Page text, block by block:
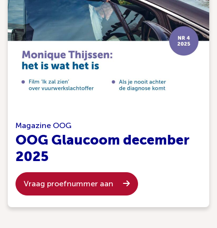
Magazine OOG
OOG Glaucoom december
2025
Vraag proefnummer aan